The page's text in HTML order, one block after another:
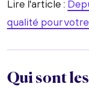
Lire l'article :
qualité pour
Qui sont